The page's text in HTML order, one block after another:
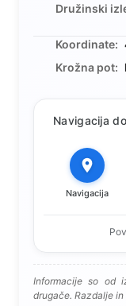
Družinski
Koordinate:
Krožna pot:
Navigacija
Navigacija
Informacije so od
drugače. Razdalje